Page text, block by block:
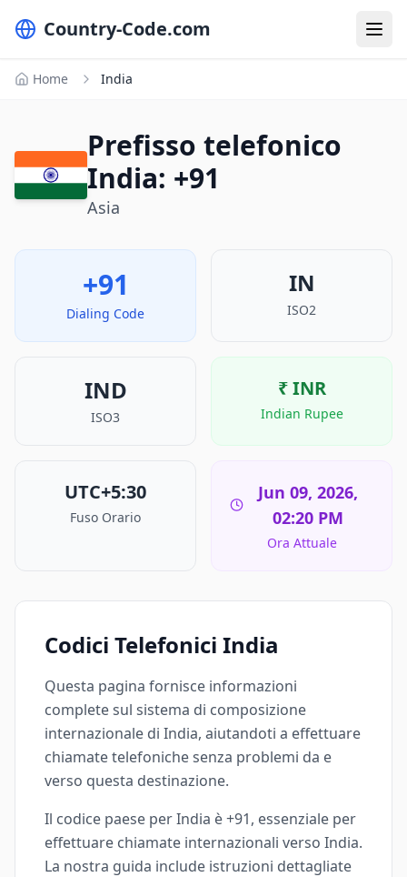
Country-Code.com
Home India
Prefisso telefonico
India: +91
Asia
+91
Dialing Code
IN
ISO2
IND
ISO3
₹ INR
Indian Rupee
UTC+5:30
Fuso Orario
Jun 09, 2026,
02:20 PM
Ora Attuale
Codici Telefonici India
Questa pagina fornisce informazioni
complete sul sistema di composizione
internazionale di India, aiutandoti a effettuare
chiamate telefoniche senza problemi da e
verso questa destinazione.
Il codice paese per India è +91, essenziale per
effettuare chiamate internazionali verso India.
La nostra guida include istruzioni dettagliate